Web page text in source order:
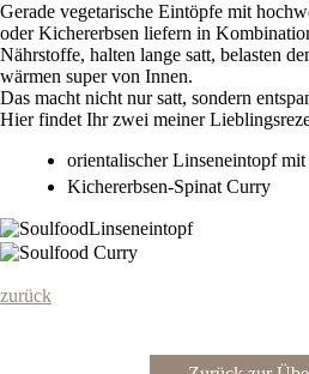
Gerade vegetarische Eintöpfe mit
oder Kichererbsen liefern in
Nährstoffe, halten lange satt, belasten
wärmen super von Innen.
Das macht nicht nur satt, sondern
Hier findet Ihr zwei meiner
orientalischer Linseneintopf
Kichererbsen-Spinat Curry
zurück